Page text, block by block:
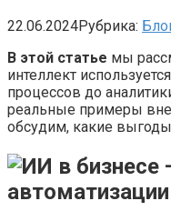
22.06.2024Рубрика:
В этой статье мы
интеллект
процессов до
реальные примеры
обсудим, какие